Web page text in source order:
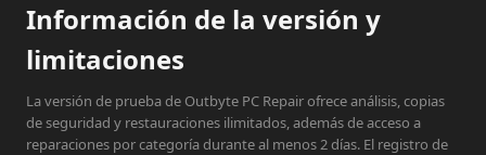
Información de la versión y
limitaciones
La versión de prueba de Outbyte PC Repair ofrece análisis, copias
de seguridad y restauraciones ilimitados, además de acceso a
reparaciones por categoría durante al menos 2 días. El registro de